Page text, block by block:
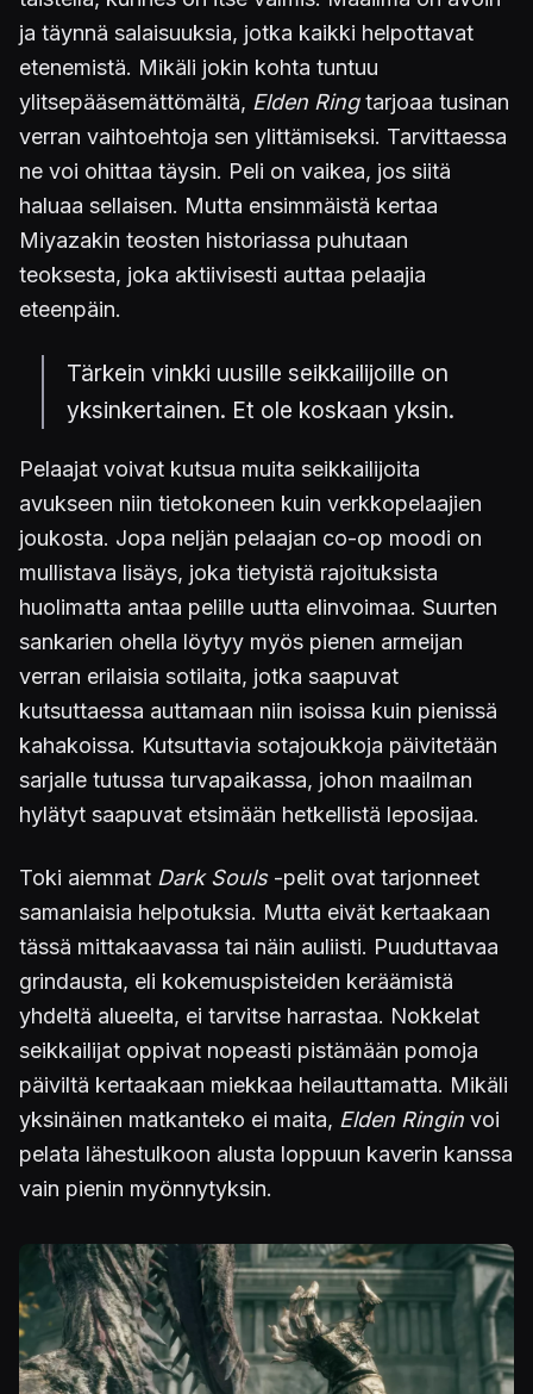
ja täynnä salaisuuksia, jotka kaikki helpottavat
etenemistä. Mikäli jokin kohta tuntuu
ylitsepääsemättömältä, Elden Ringtarjoaa tusinan
verran vaihtoehtoja sen ylittämiseksi. Tarvittaessa
ne voi ohittaa täysin. Peli on vaikea, jos siitä
haluaa sellaisen. Mutta ensimmäistä kertaa
Miyazakin teosten historiassa puhutaan
teoksesta, joka aktiivisesti auttaa pelaajia
eteenpäin.
Tärkein vinkki uusille seikkailijoille on
yksinkertainen. Et ole koskaan yksin.
Pelaajat voivat kutsua muita seikkailijoita
avukseen niin tietokoneen kuin verkkopelaajien
joukosta. Jopa neljän pelaajan co-op moodi on
mullistava lisäys, joka tietyistä rajoituksista
huolimatta antaa pelille uutta elinvoimaa. Suurten
sankarien ohella löytyy myös pienen armeijan
verran erilaisia sotilaita, jotka saapuvat
kutsuttaessa auttamaan niin isoissa kuin pienissä
kahakoissa. Kutsuttavia sotajoukkoja päivitetään
sarjalle tutussa turvapaikassa, johon maailman
hylätyt saapuvat etsimään hetkellistä leposijaa.
Toki aiemmat Dark Souls-pelit ovat tarjonneet
samanlaisia helpotuksia. Mutta eivät kertaakaan
tässä mittakaavassa tai näin auliisti. Puuduttavaa
grindausta, eli kokemuspisteiden keräämistä
yhdeltä alueelta, ei tarvitse harrastaa. Nokkelat
seikkailijat oppivat nopeasti pistämään pomoja
päiviltä kertaakaan miekkaa heilauttamatta. Mikäli
yksinäinen matkanteko ei maita, Elden Ringin voi
pelata lähestulkoon alusta loppuun kaverin kanssa
vain pienin myönnytyksin.
Kuva